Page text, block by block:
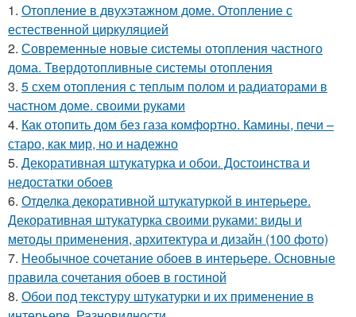
1. Отопление в двухэтажном доме. Отопление с
естественной циркуляцией
2. Современные новые системы отопления частного
дома. Твердотопливные системы отопления
3. 5 схем отопления с теплым полом и радиаторами в
частном доме. своими руками
4. Как отопить дом без газа комфортно. Камины, печи –
старо, как мир, но и надежно
5. Декоративная штукатурка и обои. Достоинства и
недостатки обоев
6. Отделка декоративной штукатуркой в интерьере.
Декоративная штукатурка своими руками: виды и
методы применения, архитектура и дизайн (100 фото)
7. Необычное сочетание обоев в интерьере. Основные
правила сочетания обоев в гостиной
8. Обои под текстуру штукатурки и их применение в